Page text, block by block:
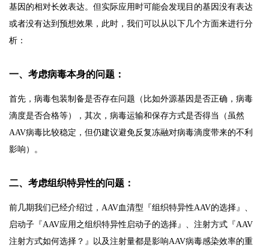
基因的相对长效表达。但实际应用时可能会发现目的基因没有表达
或者没有达到预想效果，此时，我们可以从以下几个方面来进行分
析：
一、考虑病毒本身的问题：
首先，病毒包装制备是否存在问题（比如外源基因是否正确，病毒
滴度是否合格等），其次，病毒运输和保存方式是否得当（虽然
AAV病毒比较稳定，但仍建议避免反复冻融对病毒滴度带来的不利
影响）。
二、考虑组织特异性的问题：
前几期我们已经介绍过，AAV血清型『组织特异性AAV的选择』、
启动子『AAV应用之组织特异性启动子的选择』、注射方式『AAV
注射方式如何选择？』以及注射量都是影响AAV病毒感染效率的重